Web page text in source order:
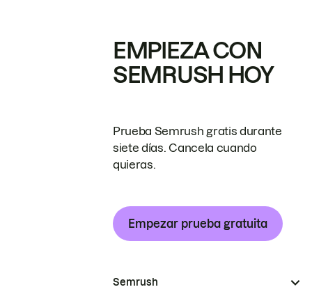
EMPIEZA CON
SEMRUSH HOY
Prueba Semrush gratis durante
siete días. Cancela cuando
quieras.
Empezar prueba gratuita
Semrush